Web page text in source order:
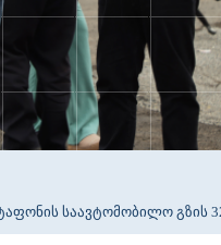
საავტომობილო გზის